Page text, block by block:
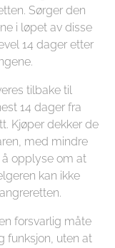
Sørger den
i løpet av disse
14 dager etter
tilbake til
14 dager fra
Kjøper dekker de
med mindre
opplyse om at
kan ikke
forsvarlig måte
funksjon, uten at